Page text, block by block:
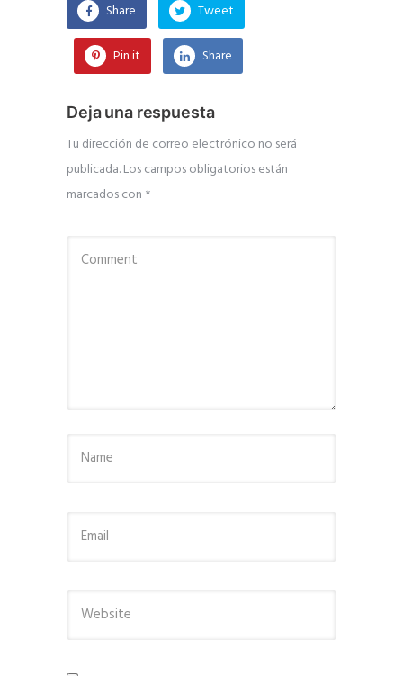
Share Tweet
Pin it Share
Deja una respuesta
Tu dirección de correo electrónico no será
publicada.Los campos obligatorios están
marcados con *